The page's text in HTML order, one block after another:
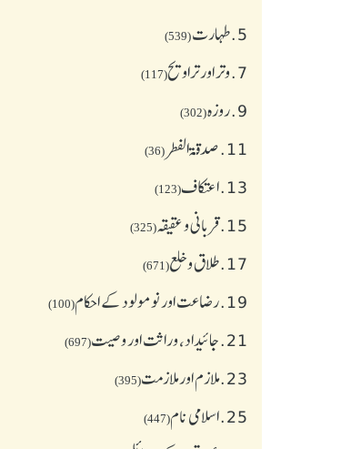
5. طهارت(539)
7. وتر اور تراویح(117)
9. روزہ(302)
11. صدقۃ الفطر (36)
13. اعتکاف(123)
15. قربانی و عقیقہ(325)
17. طلاق و خلع(671)
19. رضاعت اور نومولود کے احکام(100)
21. جائیداد، وراثت اور وصیت(697)
23. ملازم اور ملازمت(395)
25. اسلامی نام(447)